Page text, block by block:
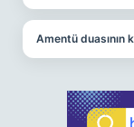
Amentü duasının